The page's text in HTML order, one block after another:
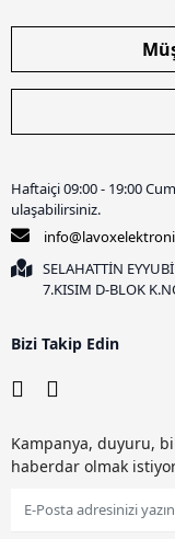
Haftaiçi 09:00 - 19:00
ulaşabilirsiniz.
SELAHATTİN
7.KISIM D-BLOK
Bizi Takip Edin
Kampanya, duyuru,
haberdar olmak